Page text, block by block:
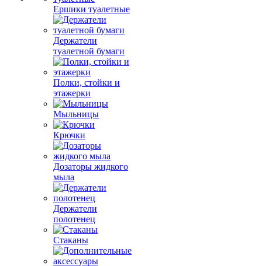
Ершики туалетные
Держатели
туалетной бумаги
Полки, стойки и
этажерки
Мыльницы
Крючки
Дозаторы жидкого
мыла
Держатели
полотенец
Стаканы